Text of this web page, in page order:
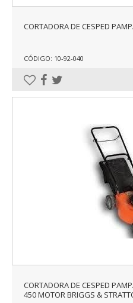
CORTADORA DE CESPED
CÓDIGO: 10-92-040
CORTADORA DE CESPED
450 MOTOR BRIGGS &